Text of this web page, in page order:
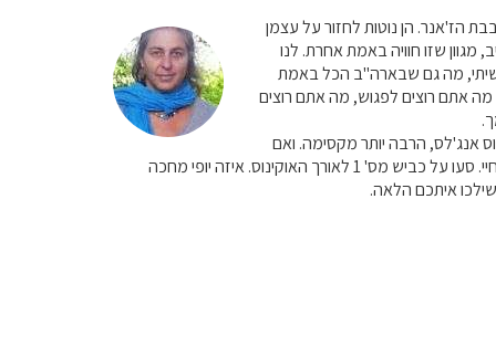
הז'אנר. הן נוטות לחזור על עצמן
שזו חוויה באמת אחרת. לנו
מה גם שבארה"ב הכל באמת
מה אתם רוצים לפגוש, מה אתם רוצים
אנג'לס, הרבה יותר מקסימה. ואם
אתם שם סעו צפונה לארץ הכרמים והיין, הגבעות העגולות באיזור הוא הנוף היותר אנושי שחוויתי בימי חיי. סעו על כביש מס' 1 לאורך האוקינוס. איזה יופי מחכה
איתכם הלאה.